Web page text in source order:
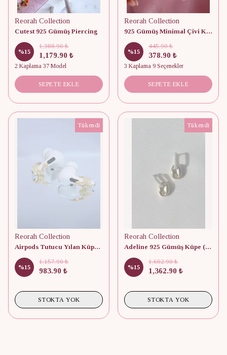
Reorah Collection
Cutest 925 Gümüş Piercing
%15
1,388.90 ₺
1,179.90 ₺
2 Kaplama 37 Model
SEPETE EKLE
Reorah Collection
925 Gümüş Minimal Çivi Küpe (Tekli)
%15
445.90 ₺
378.90 ₺
3 Kaplama 9 Seçenekler
SEPETE EKLE
Tükendi
Reorah Collection
Airpods Tutucu Yılan Küpe 925 Gümüş (Adet)
%15
1,157.90 ₺
983.90 ₺
STOKTA YOK
Tükendi
Reorah Collection
Adeline 925 Gümüş Küpe (tek adeti)
%15
1,602.90 ₺
1,362.90 ₺
STOKTA YOK